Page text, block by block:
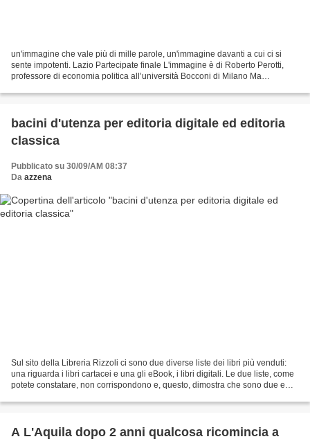
un'immagine che vale più di mille parole, un'immagine davanti a cui ci si
sente impotenti. Lazio Partecipate finale L'immagine è di Roberto Perotti,
professore di economia politica all’università Bocconi di Milano Ma
bacini d'utenza per editoria digitale ed editoria
classica
Pubblicato su 30/09/AM 08:37
Da azzena
Sul sito della Libreria Rizzoli ci sono due diverse liste dei libri più venduti:
una riguarda i libri cartacei e una gli eBook, i libri digitali. Le due liste, come
potete constatare, non corrispondono e, questo, dimostra che sono due e
A L'Aquila dopo 2 anni qualcosa ricomincia a